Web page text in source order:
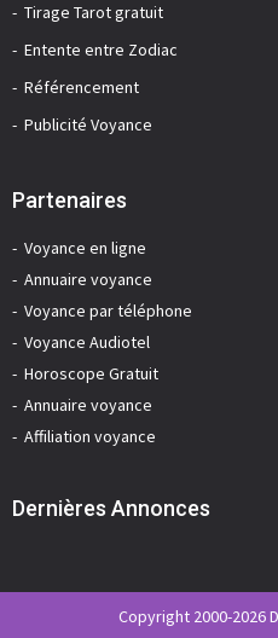
Tirage Tarot gratuit
Entente entre Zodiac
Référencement
Publicité Voyance
Partenaires
Voyance en ligne
Annuaire voyance
Voyance par téléphone
Voyance Audiotel
Horoscope Gratuit
Annuaire voyance
Affiliation voyance
Dernières Annonces
Copyright 2000-2026